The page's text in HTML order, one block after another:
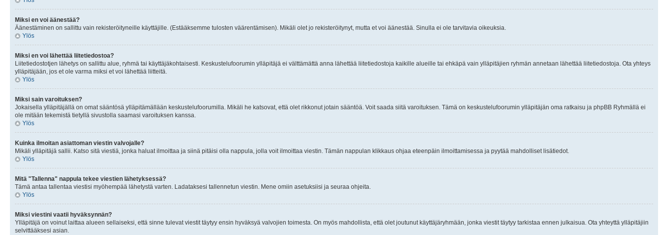
Miksi en voi äänestää?
Äänestäminen on sallittu vain rekisteröityneille käyttäjille. (Estääksemme tulosten väärentämisen). Mikäli olet jo rekisteröitynyt, mutta et voi äänestää. Sinulla ei ole tarvitavia oikeuksia.
Ylös
Miksi en voi lähettää liitetiedostoa?
Liitetiedostotjen lähetys on sallittu alue, ryhmä tai käyttäjäkohtaisesti. Keskustelufoorumin ylläpitäjä ei välttämättä anna lähettää liitetiedostoja kaikille alueille tai ehkäpä vain ylläpitäjien ryhmän annetaan lähettää liitetiedostoja. Ota yhteys
ylläpitäjään, jos et ole varma miksi et voi lähettää liitteitä.
Ylös
Miksi sain varoituksen?
Jokaisella ylläpitäjällä on omat sääntösä ylläpitämällään keskustelufoorumilla. Mikäli he katsovat, että olet rikkonut jotain sääntöä. Voit saada siitä varoituksen. Tämä on keskustelufoorumin ylläpitäjän oma ratkaisu ja phpBB Ryhmällä ei
ole mitään tekemistä tietyllä sivustolla saamasi varoituksen kanssa.
Ylös
Kuinka ilmoitan asiattoman viestin valvojalle?
Mikäli ylläpitäjä sallii. Katso sitä viestiä, jonka haluat ilmoittaa ja siinä pitäisi olla nappula, jolla voit ilmoittaa viestin. Tämän nappulan klikkaus ohjaa eteenpäin ilmoittamisessa ja pyytää mahdolliset lisätiedot.
Ylös
Mitä "Tallenna" nappula tekee viestien lähetyksessä?
Tämä antaa tallentaa viestisi myöhempää lähetystä varten. Ladataksesi tallennetun viestin. Mene omiin asetuksiisi ja seuraa ohjeita.
Ylös
Miksi viestini vaatii hyväksynnän?
Ylläpitäjä on voinut laittaa alueen sellaiseksi, että sinne tulevat viestit täytyy ensin hyväksyä valvojien toimesta. On myös mahdollista, että olet joutunut käyttäjäryhmään, jonka viestit täytyy tarkistaa ennen julkaisua. Ota yhteyttä ylläpitäjiin
selvittääksesi asian.